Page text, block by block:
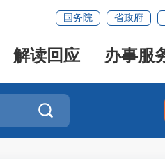
国务院 省政府
解读回应 办事服
